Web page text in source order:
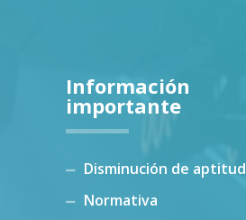
Información
importante
Disminución de aptitud
Normativa